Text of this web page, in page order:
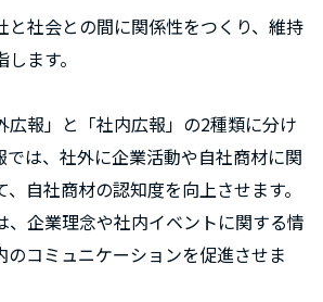
と社会との間に関係性をつくり、維持
ます。
広報」と「社内広報」の2種類に分け
では、社外に企業活動や自社商材に関
自社商材の認知度を向上させます。
、企業理念や社内イベントに関する情
のコミュニケーションを促進させま